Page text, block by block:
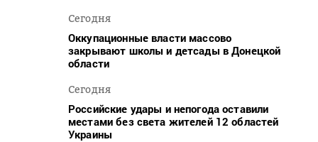
Сегодня
Оккупационные власти массово
закрывают школы и детсады в Донецкой
области
Сегодня
Российские удары и непогода оставили
местами без света жителей 12 областей
Украины